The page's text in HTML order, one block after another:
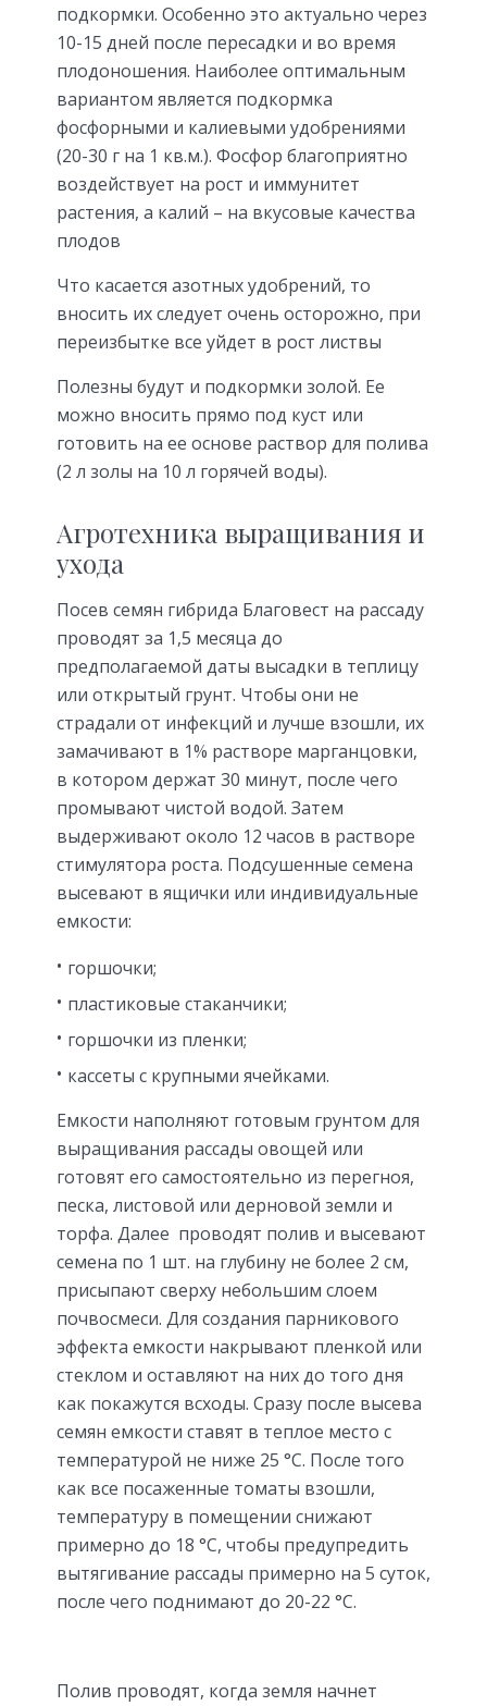
подкормки. Особенно это актуально через
10-15 дней после пересадки и во время
плодоношения. Наиболее оптимальным
вариантом является подкормка
фосфорными и калиевыми удобрениями
(20-30 г на 1 кв.м.). Фосфор благоприятно
воздействует на рост и иммунитет
растения, а калий – на вкусовые качества
плодов
Что касается азотных удобрений, то
вносить их следует очень осторожно, при
переизбытке все уйдет в рост листвы
Полезны будут и подкормки золой. Ее
можно вносить прямо под куст или
готовить на ее основе раствор для полива
(2 л золы на 10 л горячей воды).
Агротехника выращивания и
ухода
Посев семян гибрида Благовест на рассаду
проводят за 1,5 месяца до
предполагаемой даты высадки в теплицу
или открытый грунт. Чтобы они не
страдали от инфекций и лучше взошли, их
замачивают в 1% растворе марганцовки,
в котором держат 30 минут, после чего
промывают чистой водой. Затем
выдерживают около 12 часов в растворе
стимулятора роста. Подсушенные семена
высевают в ящички или индивидуальные
емкости:
горшочки;
пластиковые стаканчики;
горшочки из пленки;
кассеты с крупными ячейками.
Емкости наполняют готовым грунтом для
выращивания рассады овощей или
готовят его самостоятельно из перегноя,
песка, листовой или дерновой земли и
торфа. Далее проводят полив и высевают
семена по 1 шт. на глубину не более 2 см,
присыпают сверху небольшим слоем
почвосмеси. Для создания парникового
эффекта емкости накрывают пленкой или
стеклом и оставляют на них до того дня
как покажутся всходы. Сразу после высева
семян емкости ставят в теплое место с
температурой не ниже 25 °С. После того
как все посаженные томаты взошли,
температуру в помещении снижают
примерно до 18 °С, чтобы предупредить
вытягивание рассады примерно на 5 суток,
после чего поднимают до 20-22 °С.
Полив проводят, когда земля начнет